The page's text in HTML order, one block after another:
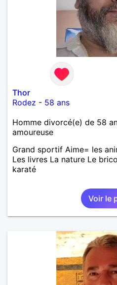
Thor
Rodez - 58 ans
Homme divorcé(e) de 58
amoureuse
Grand sportif Aime= les
Les livres La nature Le
karaté
Voir le